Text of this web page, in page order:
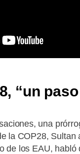
“un
una
la COP28,
de los EAU, habló